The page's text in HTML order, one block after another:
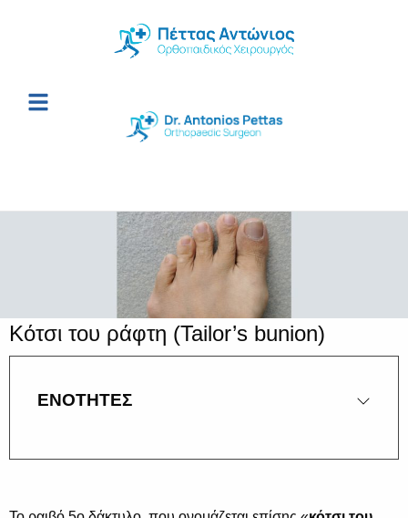
Κότσι του ράφτη (Tailor’s bunion)
ΕΝΟΤΗΤΕΣ